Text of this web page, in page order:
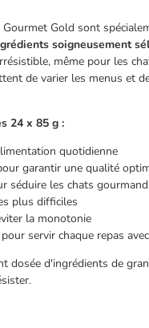
Gold sont
soigneusement
même pour les
de varier les menus et
24 x 85 g :
quotidienne
garantir une qualité
séduire les chats
plus difficiles
la monotonie
servir chaque repas
dosée d'ingrédients de